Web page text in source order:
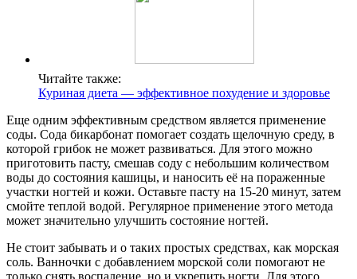
Читайте также:
Куриная диета — эффективное похудение и здоровье
Еще одним эффективным средством является применение
соды. Сода бикарбонат помогает создать щелочную среду, в
которой грибок не может развиваться. Для этого можно
приготовить пасту, смешав соду с небольшим количеством
воды до состояния кашицы, и наносить её на пораженные
участки ногтей и кожи. Оставьте пасту на 15-20 минут, затем
смойте теплой водой. Регулярное применение этого метода
может значительно улучшить состояние ногтей.
Не стоит забывать и о таких простых средствах, как морская
соль. Ванночки с добавлением морской соли помогают не
только снять воспаление, но и укрепить ногти. Для этого